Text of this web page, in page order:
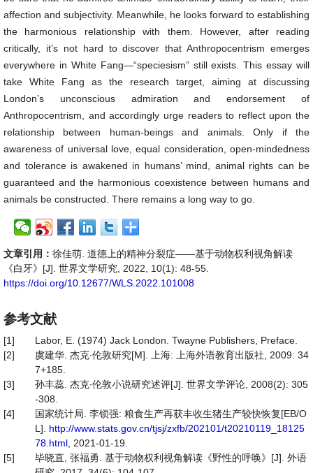
affection and subjectivity. Meanwhile, he looks forward to establishing
the harmonious relationship with them. However, after reading
critically, it’s not hard to discover that Anthropocentrism emerges
everywhere in White Fang—“speciesism” still exists. This essay will
take White Fang as the research target, aiming at discussing
London’s unconscious admiration and endorsement of
Anthropocentrism, and accordingly urge readers to reflect upon the
relationship between human-beings and animals. Only if the
awareness of universal love, equal consideration, open-mindedness
and tolerance is awakened in humans’ mind, animal rights can be
guaranteed and the harmonious coexistence between humans and
animals be constructed. There remains a long way to go.
文章引用： 徐佳萌. 道德上的精神分裂症——基于动物权利视角解读
《白牙》[J]. 世界文学研究, 2022, 10(1): 48-55.
https://doi.org/10.12677/WLS.2022.101008
参考文献
[1]
Labor, E. (1974) Jack London. Twayne Publishers, Preface.
[2]
虞建华. 杰克∙伦敦研究[M]. 上海: 上海外语教育出版社, 2009: 34
7+185.
[3]
孙丰蕊. 杰克∙伦敦小说研究述评[J]. 世界文学评论, 2008(2): 305
-308.
[4]
国家统计局. 李锁强: 粮食生产再获丰收生猪生产较快恢复[EB/O
L]. http://www.stats.gov.cn/tjsj/zxfb/202101/t20210119_18125
78.html , 2021-01-19.
[5]
毕晓直, 张福勇. 基于动物权利视角解读《野性的呼唤》[J]. 外语